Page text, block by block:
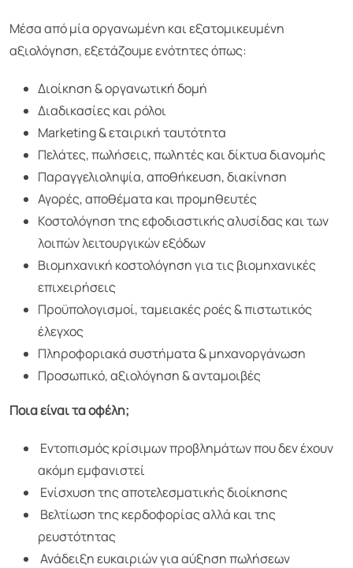
Μέσα από μία οργανωμένη και εξατομικευμένη
αξιολόγηση, εξετάζουμε ενότητες όπως:
Διοίκηση & οργανωτική δομή
Διαδικασίες και ρόλοι
Marketing & εταιρική ταυτότητα
Πελάτες, πωλήσεις, πωλητές και δίκτυα διανομής
Παραγγελιοληψία, αποθήκευση, διακίνηση
Αγορές, αποθέματα και προμηθευτές
Κοστολόγηση της εφοδιαστικής αλυσίδας και των
λοιπών λειτουργικών εξόδων
Βιομηχανική κοστολόγηση για τις βιομηχανικές
επιχειρήσεις
Προϋπολογισμοί, ταμειακές ροές & πιστωτικός
έλεγχος
Πληροφοριακά συστήματα & μηχανοργάνωση
Προσωπικό, αξιολόγηση & ανταμοιβές
Ποια είναι τα οφέλη;
Εντοπισμός κρίσιμων προβλημάτων που δεν έχουν
ακόμη εμφανιστεί
Ενίσχυση της αποτελεσματικής διοίκησης
Βελτίωση της κερδοφορίας αλλά και της
ρευστότητας
Ανάδειξη ευκαιριών για αύξηση πωλήσεων